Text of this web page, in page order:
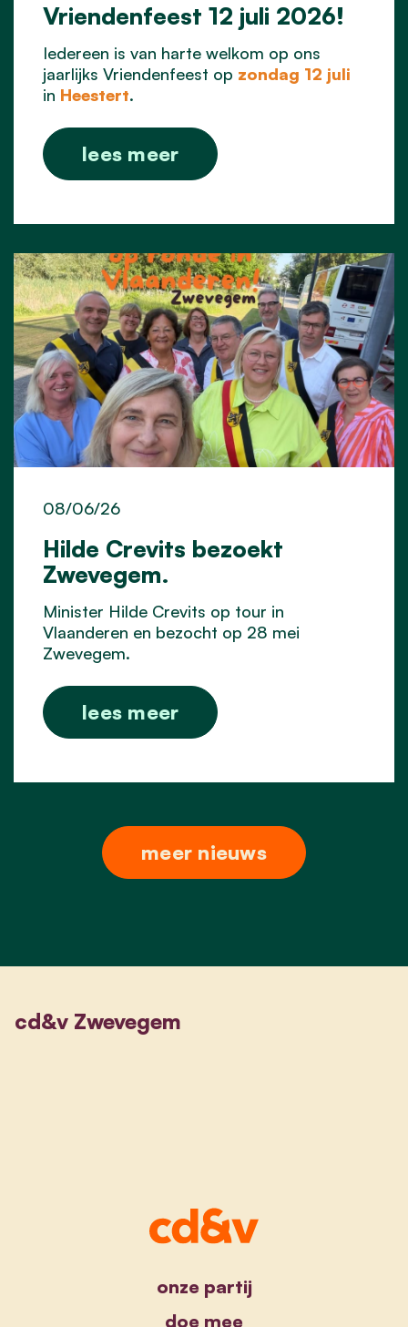
Vriendenfeest 12 juli 2026!
Iedereen is van harte welkom op ons
jaarlijks Vriendenfeest op zondag 12 juli
in Heestert.
lees meer
Hilde Crevits bezoekt
Zwevegem.
08/06/26
Minister Hilde Crevits op tour in
Vlaanderen en bezocht op 28 mei
Zwevegem.
lees meer
meer nieuws
cd&v Zwevegem
onze partij
doe mee